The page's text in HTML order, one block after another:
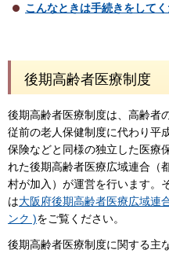
こんなときは手続きをして
後期高齢者医療制度
後期高齢者医療制度は、高齢者
従前の老人保健制度に代わり平
保険などと同様の独立した医療
れた後期高齢者医療広域連合（
村が加入）が運営を行います。
は大阪府後期高齢者医療広域連
ンク )をご覧ください。
後期高齢者医療制度に関する主